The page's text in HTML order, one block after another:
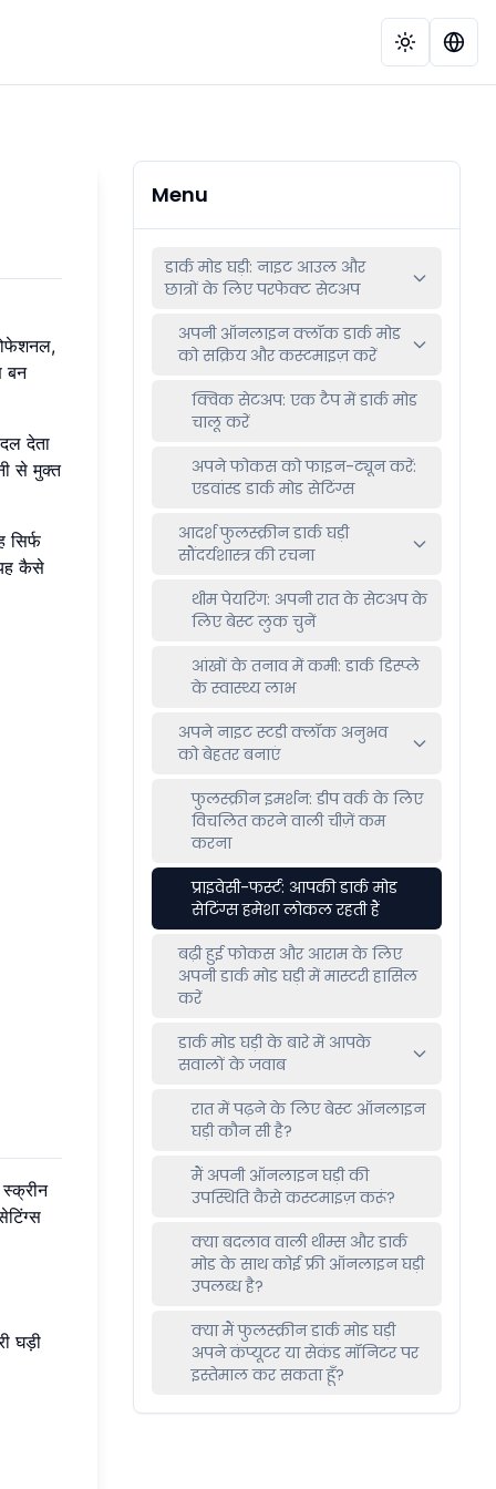
बन
देता
से मुक्त
कैसे
घड़ी
Menu
डार्क मोड घड़ी: नाइट आउल और
छात्रों के लिए परफेक्ट सेटअप
अपनी ऑनलाइन क्लॉक डार्क मोड
को सक्रिय और कस्टमाइज़ करें
क्विक सेटअप: एक टैप में डार्क मोड
चालू करें
अपने फोकस को फाइन-ट्यून करें:
एडवांस्ड डार्क मोड सेटिंग्स
आदर्श फुलस्क्रीन डार्क घड़ी
सौंदर्यशास्त्र की रचना
थीम पेयरिंग: अपनी रात के सेटअप के
लिए बेस्ट लुक चुनें
आंखों के तनाव में कमी: डार्क डिस्प्ले
के स्वास्थ्य लाभ
अपने नाइट स्टडी क्लॉक अनुभव
को बेहतर बनाएं
फुलस्क्रीन इमर्शन: डीप वर्क के लिए
विचलित करने वाली चीज़ें कम
करना
प्राइवेसी-फर्स्ट: आपकी डार्क मोड
सेटिंग्स हमेशा लोकल रहती हैं
बढ़ी हुई फोकस और आराम के लिए
अपनी डार्क मोड घड़ी में मास्टरी हासिल
करें
डार्क मोड घड़ी के बारे में आपके
सवालों के जवाब
रात में पढ़ने के लिए बेस्ट ऑनलाइन
घड़ी कौन सी है?
मैं अपनी ऑनलाइन घड़ी की
उपस्थिति कैसे कस्टमाइज़ करूं?
क्या बदलाव वाली थीम्स और डार्क
मोड के साथ कोई फ्री ऑनलाइन घड़ी
उपलब्ध है?
क्या मैं फुलस्क्रीन डार्क मोड घड़ी
अपने कंप्यूटर या सेकंड मॉनिटर पर
इस्तेमाल कर सकता हूँ?